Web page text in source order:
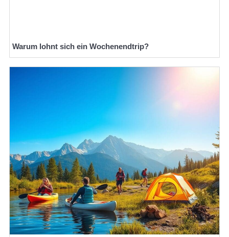
Warum lohnt sich ein Wochenendtrip?